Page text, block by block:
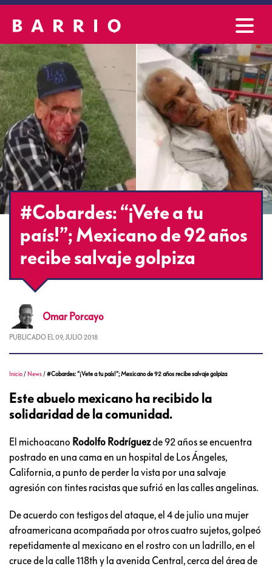
#Cobardes: “¡Vete a tu
país!”; Mexicano de 92 años
recibe salvaje golpiza
Omar Porcayo
PUBLICADO EL 09, JULIO 2018
Inicio / News /#Cobardes: “¡Vete a tu país!”; Mexicano de 92 años recibe salvaje golpiza
Este abuelo mexicano ha recibido la
solidaridad de la comunidad.
El michoacano Rodolfo Rodríguezde 92 años se encuentra
postrado en una cama en un hospital de Los Ángeles,
California, a punto de perder la vista por una salvaje
agresión con tintes racistas que sufrió en las calles angelinas.
De acuerdo con testigos del ataque, el 4 de julio una mujer
afroamericana acompañada por otros cuatro sujetos, golpeó
repetidamente al mexicano en el rostro con un ladrillo, en el
cruce de la calle 118th y la avenida Central, cerca del área de